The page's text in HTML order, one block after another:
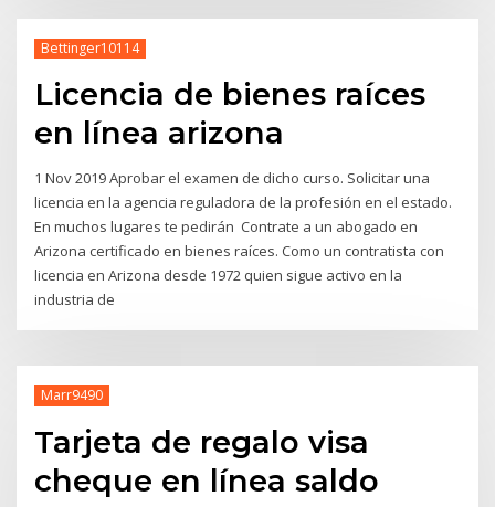
Bettinger10114
Licencia de bienes raíces
en línea arizona
1 Nov 2019 Aprobar el examen de dicho curso. Solicitar una
licencia en la agencia reguladora de la profesión en el estado.
En muchos lugares te pedirán Contrate a un abogado en
Arizona certificado en bienes raíces. Como un contratista con
licencia en Arizona desde 1972 quien sigue activo en la
industria de
Marr9490
Tarjeta de regalo visa
cheque en línea saldo